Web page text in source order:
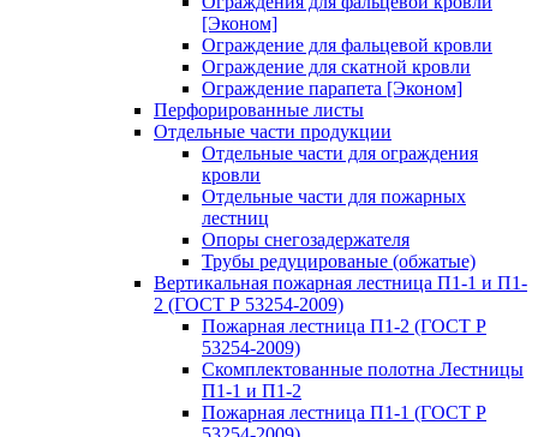
[Эконом]
Ограждение для фальцевой кровли
Ограждение для скатной кровли
Ограждение парапета [Эконом]
Перфорированные листы
Отдельные части продукции
Отдельные части для ограждения
кровли
Отдельные части для пожарных
лестниц
Опоры снегозадержателя
Трубы редуцированые (обжатые)
Вертикальная пожарная лестница П1-1 и П1-
2 (ГОСТ Р 53254-2009)
Пожарная лестница П1-2 (ГОСТ Р
53254-2009)
Скомплектованные полотна Лестницы
П1-1 и П1-2
Пожарная лестница П1-1 (ГОСТ Р